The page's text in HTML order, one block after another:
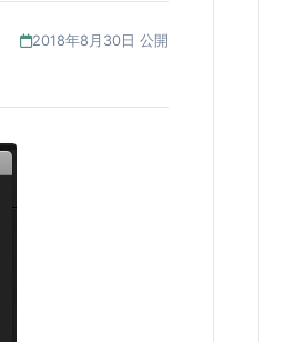
2018年8月30日 公開